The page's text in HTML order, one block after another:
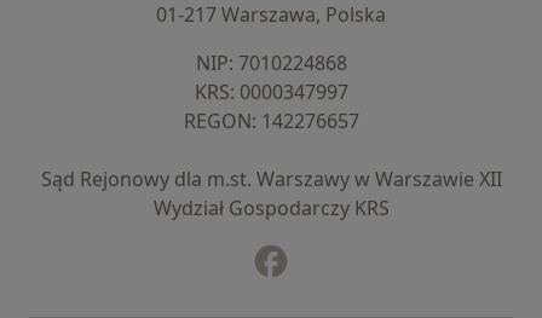
01-217 Warszawa, Polska
NIP: ⁠7010224868
KRS: ⁠0000347997
REGON: ⁠142276657
Sąd Rejonowy dla m.st. Warszawy w Warszawie XII
Wydział Gospodarczy KRS